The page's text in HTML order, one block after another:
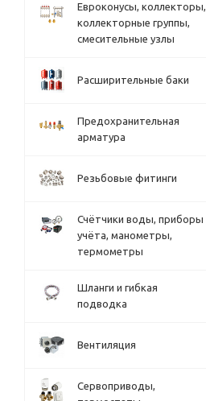
Евроконусы, коллекторы,
коллекторные группы,
смесительные узлы
Расширительные баки
Предохранительная
арматура
Резьбовые фитинги
Счётчики воды, приборы
учёта, манометры,
термометры
Шланги и гибкая
подводка
Вентиляция
Сервоприводы,